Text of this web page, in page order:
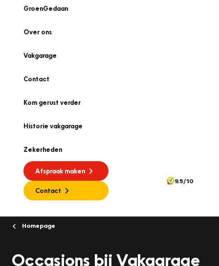
GroenGedaan
Over ons
Vakgarage
Contact
Kom gerust verder
Historie vakgarage
Zekerheden
Afspraak maken
Contact
9.5/10
Homepage
Occasions bij Vakgarage